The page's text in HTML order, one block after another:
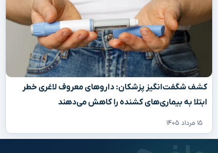
کشف شگفت‌انگیز پزشکان: داروهای معروف لاغری خطر
ابتلا به بیماری‌های کشنده را کاهش می‌دهند
۱۵ مرداد ۱۴۰۵